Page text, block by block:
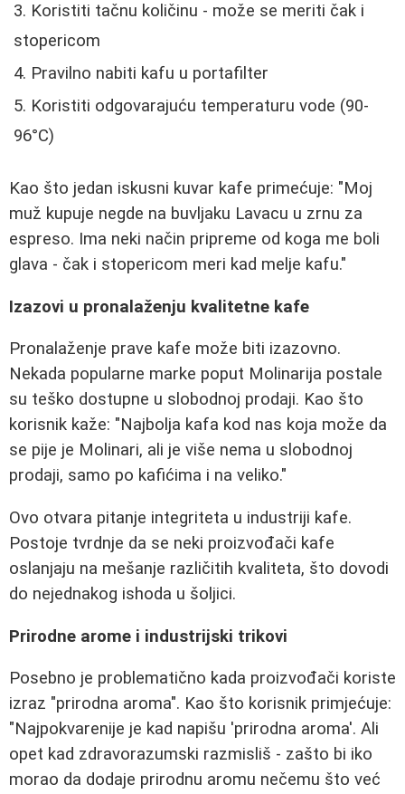
Koristiti tačnu količinu - može se meriti čak i
stopericom
Pravilno nabiti kafu u portafilter
Koristiti odgovarajuću temperaturu vode (90-
96°C)
Kao što jedan iskusni kuvar kafe primećuje: "Moj
muž kupuje negde na buvljaku Lavacu u zrnu za
espreso. Ima neki način pripreme od koga me boli
glava - čak i stopericom meri kad melje kafu."
Izazovi u pronalaženju kvalitetne kafe
Pronalaženje prave kafe može biti izazovno.
Nekada popularne marke poput Molinarija postale
su teško dostupne u slobodnoj prodaji. Kao što
korisnik kaže: "Najbolja kafa kod nas koja može da
se pije je Molinari, ali je više nema u slobodnoj
prodaji, samo po kafićima i na veliko."
Ovo otvara pitanje integriteta u industriji kafe.
Postoje tvrdnje da se neki proizvođači kafe
oslanjaju na mešanje različitih kvaliteta, što dovodi
do nejednakog ishoda u šoljici.
Prirodne arome i industrijski trikovi
Posebno je problematično kada proizvođači koriste
izraz "prirodna aroma". Kao što korisnik primjećuje:
"Najpokvarenije je kad napišu 'prirodna aroma'. Ali
opet kad zdravorazumski razmisliš - zašto bi iko
morao da dodaje prirodnu aromu nečemu što već